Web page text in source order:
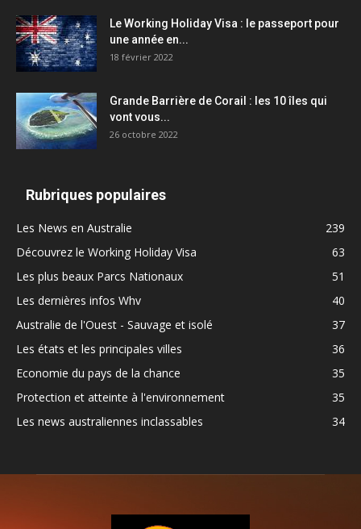
Le Working Holiday Visa : le passeport pour
une année en...
18 février 2022
Grande Barrière de Corail : les 10 îles qui
vont vous...
26 octobre 2022
Rubriques populaires
Les News en Australie
239
Découvrez le Working Holiday Visa
63
Les plus beaux Parcs Nationaux
51
Les dernières infos Whv
40
Australie de l'Ouest - Sauvage et isolé
37
Les états et les principales villes
36
Economie du pays de la chance
35
Protection et atteinte à l'environnement
35
Les news australiennes inclassables
34